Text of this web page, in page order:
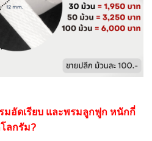
อัดเรียบ และพรมลูกฟูก หนักกี่
ลกรัม?